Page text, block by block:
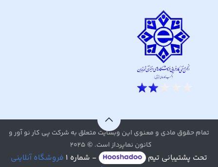
تمام حقوق مادی و معنوی این وبسایت متعلق به شرکت پی کار نو آور و
کانون نماپرداز است. © ۲۰۲۵
تحت پشتیبانی تیم - شماره ۱ فروشگاه آنلاینی